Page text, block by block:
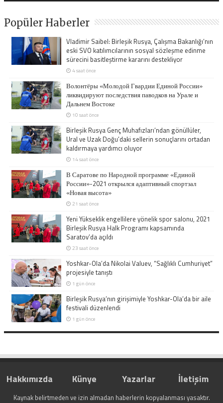
Popüler Haberler
Vladimir Saibel: Birleşik Rusya, Çalışma Bakanlığı’nın
eski SVO katılımcılarının sosyal sözleşme edinme
sürecini basitleştirme kararını destekliyor
4 saat önce
Волонтёры «Молодой Гвардии Единой России»
ликвидируют последствия паводков на Урале и
Дальнем Востоке
10 saat önce
Birleşik Rusya Genç Muhafızları’ndan gönüllüler,
Ural ve Uzak Doğu’daki sellerin sonuçlarını ortadan
kaldırmaya yardımcı oluyor
14 saat önce
В Саратове по Народной программе «Единой
России»-2021 открылся адаптивный спортзал
«Новая высота»
21 saat önce
Yeni Yükseklik engellilere yönelik spor salonu, 2021
Birleşik Rusya Halk Programı kapsamında
Saratov’da açıldı
23 saat önce
Yoshkar-Ola’da Nikolai Valuev, “Sağlıklı Cumhuriyet”
projesiyle tanıştı
1 gün önce
Birleşik Rusya’nın girişimiyle Yoshkar-Ola’da bir aile
festivali düzenlendi
1 gün önce
Hakkımızda Künye Yazarlar İletişim
Kaynak belirtmeden ve izin almadan haberlerin kopyalanması yasaktır.